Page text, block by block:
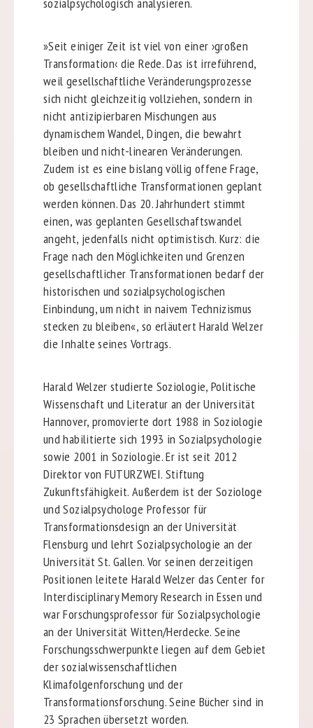
»Seit einiger Zeit ist viel von einer ›großen
Transformation‹ die Rede. Das ist irreführend,
weil gesellschaftliche Veränderungsprozesse
sich nicht gleichzeitig vollziehen, sondern in
nicht antizipierbaren Mischungen aus
dynamischem Wandel, Dingen, die bewahrt
bleiben und nicht-linearen Veränderungen.
Zudem ist es eine bislang völlig offene Frage,
ob gesellschaftliche Transformationen geplant
werden können. Das 20. Jahrhundert stimmt
einen, was geplanten Gesellschaftswandel
angeht, jedenfalls nicht optimistisch. Kurz: die
Frage nach den Möglichkeiten und Grenzen
gesellschaftlicher Transformationen bedarf der
historischen und sozialpsychologischen
Einbindung, um nicht in naivem Technizismus
stecken zu bleiben«, so erläutert Harald Welzer
die Inhalte seines Vortrags.
Harald Welzer studierte Soziologie, Politische
Wissenschaft und Literatur an der Universität
Hannover, promovierte dort 1988 in Soziologie
und habilitierte sich 1993 in Sozialpsychologie
sowie 2001 in Soziologie. Er ist seit 2012
Direktor von FUTURZWEI. Stiftung
Zukunftsfähigkeit. Außerdem ist der Soziologe
und Sozialpsychologe Professor für
Transformationsdesign an der Universität
Flensburg und lehrt Sozialpsychologie an der
Universität St. Gallen. Vor seinen derzeitigen
Positionen leitete Harald Welzer das Center for
Interdisciplinary Memory Research in Essen und
war Forschungsprofessor für Sozialpsychologie
an der Universität Witten/Herdecke. Seine
Forschungsschwerpunkte liegen auf dem Gebiet
der sozialwissenschaftlichen
Klimafolgenforschung und der
Transformationsforschung. Seine Bücher sind in
23 Sprachen übersetzt worden.